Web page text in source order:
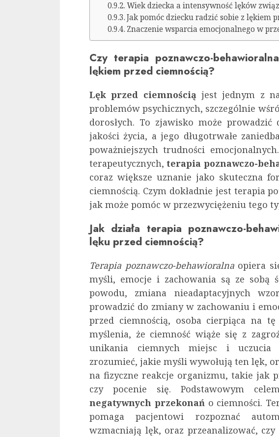
Wiek dziecka a intensywność lęków
Jak pomóc dziecku radzić sobie z lękiem
Znaczenie wsparcia emocjonalnego w
Czy terapia poznawczo-
lękiem przed ciemnością?
Lęk przed ciemnościąjest jednym z
problemów psychicznych, szczególnie
dorosłych. To zjawisko może prowadzić
jakości życia, a jego długotrwałe
poważniejszych trudności
terapeutycznych,terapia poznawczo-
coraz większe uznanie jako skuteczna
ciemnością. Czym dokładnie jest terapia
jak może pomóc w przezwyciężeniu tego
Jak działa terapia poznawczo-
lęku przed ciemnością?
Terapia poznawczo-behawioralnaopiera
myśli, emocje i zachowania są ze sobą
powodu, zmiana nieadaptacyjnych
prowadzić do zmiany w zachowaniu i
przed ciemnością, osoba cierpiąca na
myślenia, że ciemność wiąże się z
unikania ciemnych miejsc i uczucia
zrozumieć, jakie myśli wywołują ten lęk,
na fizyczne reakcje organizmu, takie jak
czy pocenie się. Podstawowym
negatywnych przekonańo ciemności.
pomaga pacjentowi rozpoznać
wzmacniają lęk, oraz przeanalizować,